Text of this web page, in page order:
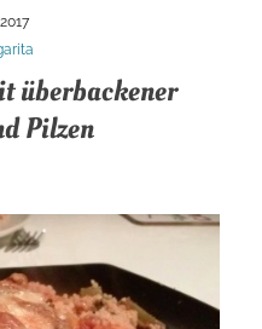
überbackener
Pilzen